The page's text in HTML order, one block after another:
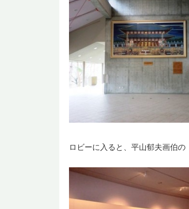
ロビーに入ると、平山郁夫画伯の